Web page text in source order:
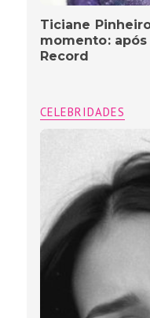
Ticiane
momento:
Record
CELEBRIDADES